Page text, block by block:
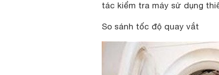
tác kiểm tra máy sử dụng
So sánh tốc độ quay vắt